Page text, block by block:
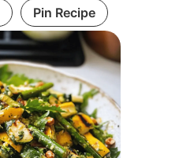
Pin Recipe